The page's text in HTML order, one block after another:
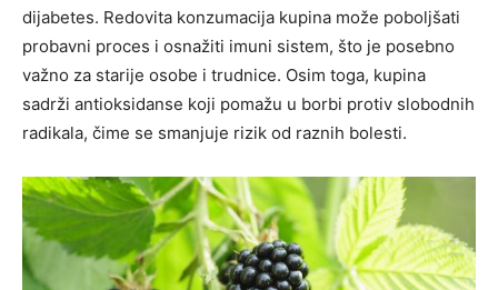
dijabetes. Redovita konzumacija kupina može poboljšati
probavni proces i osnažiti imuni sistem, što je posebno
važno za starije osobe i trudnice. Osim toga, kupina
sadrži antioksidanse koji pomažu u borbi protiv slobodnih
radikala, čime se smanjuje rizik od raznih bolesti.